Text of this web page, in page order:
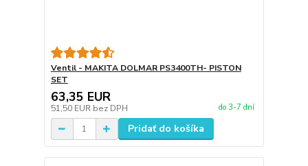
Ventil - MAKITA DOLMAR PS3400TH- PISTON
SET
63,35 EUR
51,50 EUR bez DPH do 3-7 dní
Pridať do košíka